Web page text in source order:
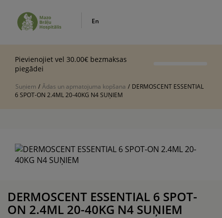
En
Pievienojiet vel 30.00€ bezmaksas
piegādei
Suņiem / Ādas un apmatojuma kopšana / DERMOSCENT ESSENTIAL
6 SPOT-ON 2.4ML 20-40KG N4 SUŅIEM
DERMOSCENT ESSENTIAL 6 SPOT-
ON 2.4ML 20-40KG N4 SUŅIEM